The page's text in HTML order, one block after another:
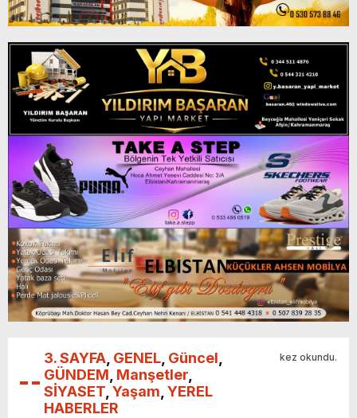
3. SAYFA GENEL Güncel
GÜNDEM Manşetler
SİYASET Yaşam YEREL
HABERLER
kez okundu.